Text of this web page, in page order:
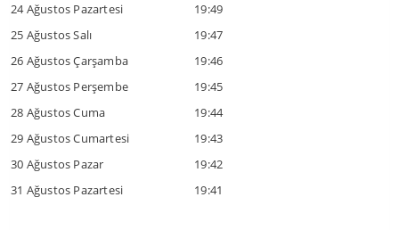
24 Ağustos Pazartesi
19:49
25 Ağustos Salı
19:47
26 Ağustos Çarşamba
19:46
27 Ağustos Perşembe
19:45
28 Ağustos Cuma
19:44
29 Ağustos Cumartesi
19:43
30 Ağustos Pazar
19:42
31 Ağustos Pazartesi
19:41